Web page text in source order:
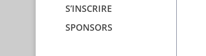
S’INSCRIRE
SPONSORS